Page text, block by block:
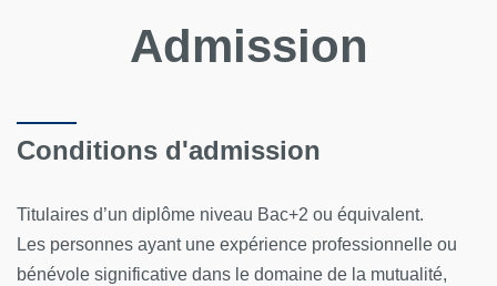
Admission
Conditions d'admission
Titulaires d’un diplôme niveau Bac+2 ou équivalent.
Les personnes ayant une expérience professionnelle ou
bénévole significative dans le domaine de la mutualité,